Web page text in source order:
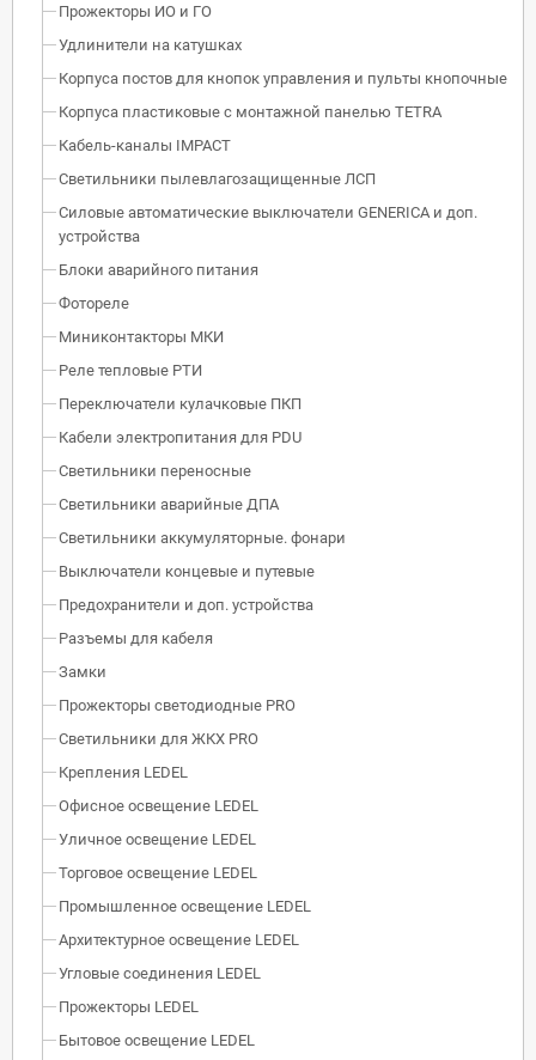
Прожекторы ИО и ГО
Удлинители на катушках
Корпуса постов для кнопок управления и пульты кнопочные
Корпуса пластиковые с монтажной панелью TETRA
Кабель-каналы IMPACT
Светильники пылевлагозащищенные ЛСП
Силовые автоматические выключатели GENERICA и доп.
устройства
Блоки аварийного питания
Фотореле
Миниконтакторы МКИ
Реле тепловые РТИ
Переключатели кулачковые ПКП
Кабели электропитания для PDU
Светильники переносные
Светильники аварийные ДПА
Светильники аккумуляторные. фонари
Выключатели концевые и путевые
Предохранители и доп. устройства
Разъемы для кабеля
Замки
Прожекторы светодиодные PRO
Светильники для ЖКХ PRO
Крепления LEDEL
Офисное освещение LEDEL
Уличное освещение LEDEL
Торговое освещение LEDEL
Промышленное освещение LEDEL
Архитектурное освещение LEDEL
Угловые соединения LEDEL
Прожекторы LEDEL
Бытовое освещение LEDEL